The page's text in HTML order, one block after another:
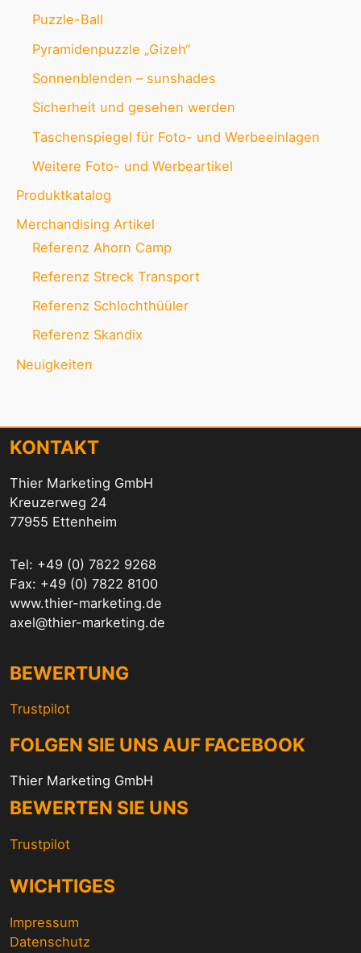
Puzzle-Ball
Pyramidenpuzzle „Gizeh“
Sonnenblenden – sunshades
Sicherheit und gesehen werden
Taschenspiegel für Foto- und Werbeeinlagen
Weitere Foto- und Werbeartikel
Produktkatalog
Merchandising Artikel
Referenz Ahorn Camp
Referenz Streck Transport
Referenz Schlochthüüler
Referenz Skandix
Neuigkeiten
KONTAKT
Thier Marketing GmbH
Kreuzerweg 24
77955 Ettenheim
Tel: +49 (0) 7822 9268
Fax: +49 (0) 7822 8100
www.thier-marketing.de
axel@thier-marketing.de
BEWERTUNG
Trustpilot
FOLGEN SIE UNS AUF FACEBOOK
Thier Marketing GmbH
BEWERTEN SIE UNS
Trustpilot
WICHTIGES
Impressum
Datenschutz